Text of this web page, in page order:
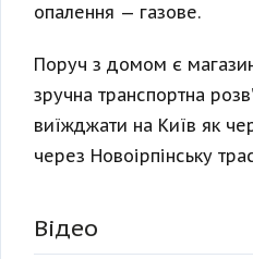
опалення — газове.
Поруч з домом є
зручна транспортна
виїжджати на Київ як
через Новоірпінську
Відео